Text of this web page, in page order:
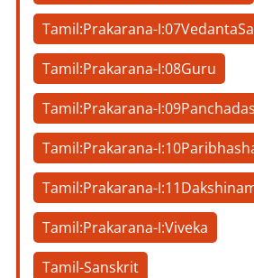
Tamil:Prakarana-
Tamil:Prakarana-I:08Guru
Tamil:Prakarana-
Tamil:Prakarana-
Tamil:Prakarana-
Tamil:Prakarana-I:Viveka
Tamil-Sanskrit